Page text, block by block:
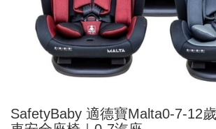
SafetyBaby 適德寶Malta0-7-12